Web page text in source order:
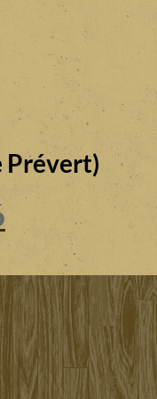
Prévert)